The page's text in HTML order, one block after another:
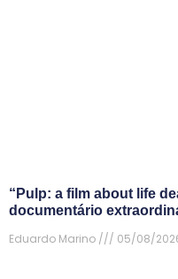
“Pulp: a film about life
documentário
Eduardo Marino
05/08/